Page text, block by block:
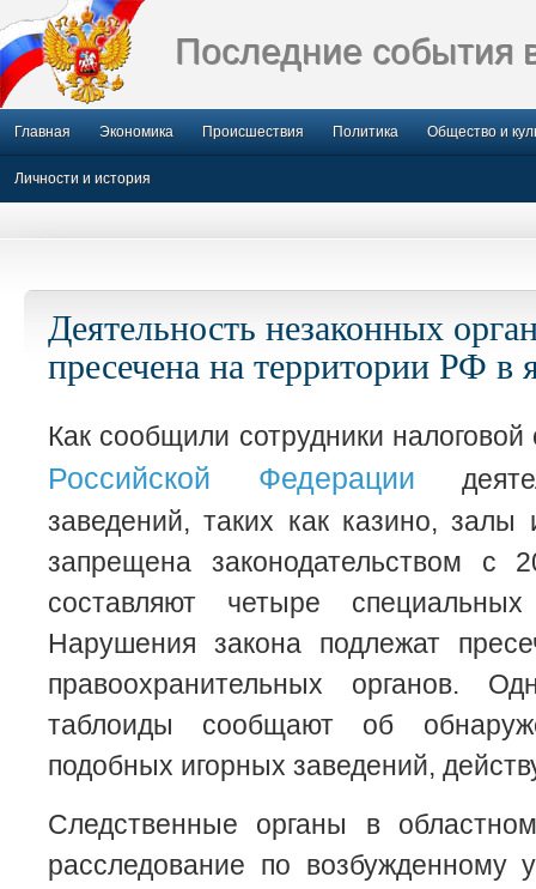
Последние события
Главная Экономика Происшествия Политика Общество и
Личности и история
Деятельность незаконных
пресечена на территории РФ в
Как сообщили сотрудники
Российской Федерации
заведений, таких как казино, залы
запрещена законодательством с
составляют четыре
Нарушения закона подлежат
правоохранительных органов.
таблоиды сообщают об
подобных игорных заведений,
Следственные органы в
расследование по возбужденному